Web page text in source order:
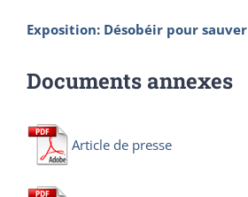
Exposition: Désobéir pour sauver
Documents annexes
Article de presse